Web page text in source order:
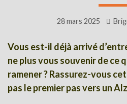
28 mars 2025
Vous est-il déjà arrivé
ne plus vous souvenir de ce
ramener ? Rassurez-vous
pas le premier pas vers un